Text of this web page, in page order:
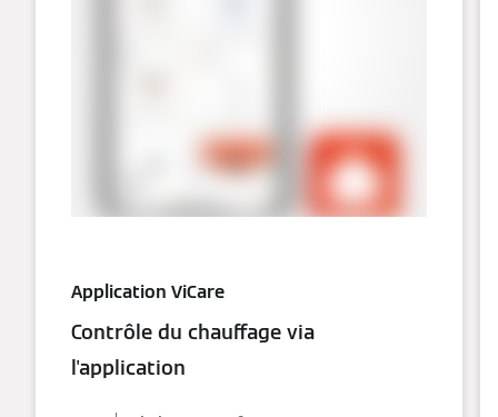
Application ViCare
Contrôle du chauffage via
l'application